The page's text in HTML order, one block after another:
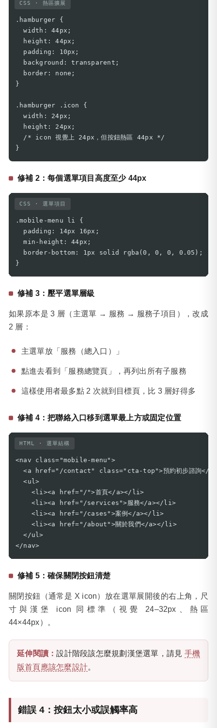
CSS · 熱區擴展
.hamburger {
  width: 44px;
  height: 44px;
  padding: 10px;
  background: transparent;
  border: none;
}
.hamburger .icon {
  width: 24px;
  height: 24px;
  /* icon 視覺上 24px，但按鈕熱區 44px */
}
修補 2：每個選單項目高度至少 44px
CSS · 選單項目
.mobile-menu li {
  padding: 14px 16px;
  min-height: 44px;
  border-bottom: 1px solid rgba(0, 0, 0, 0.05);
}
修補 3：壓平選單層級
如果原本是 3 層（主選單 → 服務 → 服務子項目），改成
2 層：
主選單放「服務（總入口）」
點進去看到「服務總覽頁」，再列出所有子服務
這樣使用者最多點 2 次就到目標頁，比 3 層好得多
修補 4：把聯絡入口移到選單最上方或固定位置
HTML · 選單結構
<nav class="mobile-menu">
  <a href="/contact" class="cta-top">預約初步諮詢</a>
  <ul>
    <li><a href="/">首頁</a></li>
    <li><a href="/services">服務</a></li>
    <li><a href="/cases">案例</a></li>
    <li><a href="/about">關於我們</a></li>
  </ul>
</nav>
修補 5：確保關閉按鈕清楚
關閉按鈕（通常是 X icon）放在選單展開後的右上角，尺
寸與漢堡 icon 同標準（視覺 24–32px、熱區
44×44px）。
延伸閱讀：設計階段該怎麼規劃漢堡選單，請見 手機
版首頁應該怎麼設計。
錯誤 4：按鈕太小或誤觸率高